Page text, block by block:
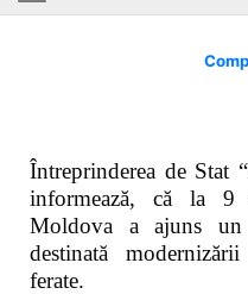
Întreprinderea de Stat
informează, că la
Moldova a ajuns
destinată
ferate.